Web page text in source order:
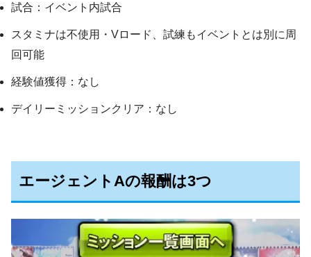
試合：イベント内試合
スタミナは不使用・Vロード、試練もイベントとは別に周
回可能
経験値獲得：なし
デイリーミッションクリア：なし
エージェントAの報酬は3つ